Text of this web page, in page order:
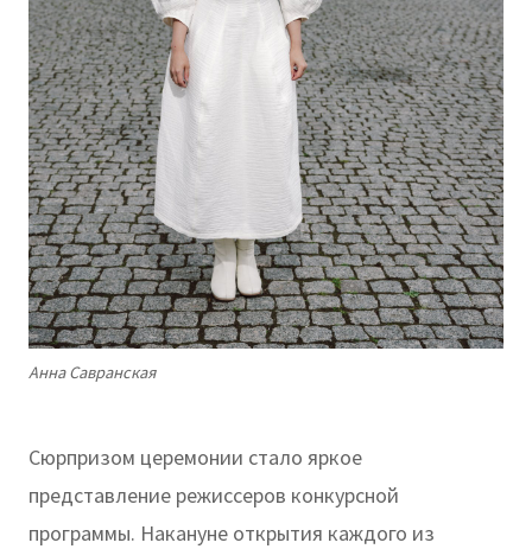
Анна Савранская
Сюрпризом церемонии стало яркое
представление режиссеров конкурсной
программы. Накануне открытия каждого из